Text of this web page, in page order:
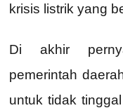
krisis listrik yang
Di akhir
pemerintah
untuk tidak